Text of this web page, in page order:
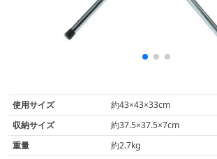
使用サイズ
約43×43×33cm
収納サイズ
約37.5×37.5×7cm
重量
約2.7kg